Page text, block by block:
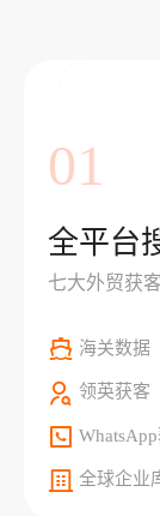
01
全平台
七大外贸获
海关数据
领英获客
全球企业